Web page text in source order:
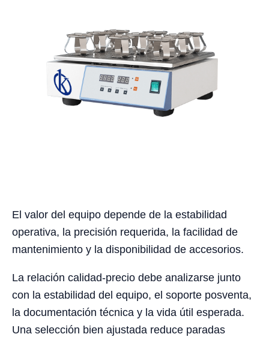
El valor del equipo depende de la estabilidad
operativa, la precisión requerida, la facilidad de
mantenimiento y la disponibilidad de accesorios.
La relación calidad-precio debe analizarse junto
con la estabilidad del equipo, el soporte posventa,
la documentación técnica y la vida útil esperada.
Una selección bien ajustada reduce paradas